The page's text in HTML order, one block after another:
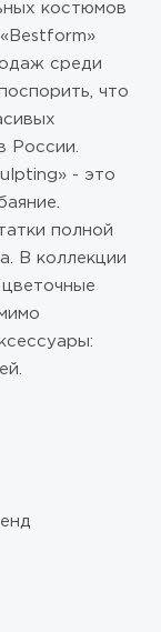
костюмов
среди
что
России.
- это
полной
В коллекции
цветочные